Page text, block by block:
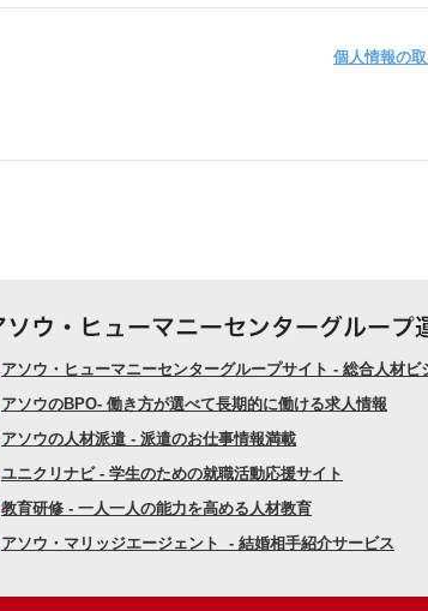
個人情報の
アソウ・ヒューマニーセンターグループサイト - 総合人材ビ
アソウのBPO- 働き方が選べて長期的に働ける求人情報
アソウの人材派遣 - 派遣のお仕事情報満載
ユニクリナビ - 学生のための就職活動応援サイト
教育研修 - 一人一人の能力を高める人材教育
アソウ・マリッジエージェント - 結婚相手紹介サービス